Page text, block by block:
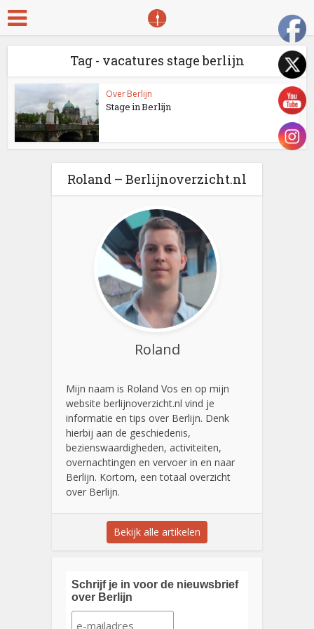
Tag - vacatures stage berlijn
Over Berlijn
Stage in Berlijn
Roland – Berlijnoverzicht.nl
Roland
Mijn naam is Roland Vos en op mijn
website berlijnoverzicht.nl vind je
informatie en tips over Berlijn. Denk
hierbij aan de geschiedenis,
bezienswaardigheden, activiteiten,
overnachtingen en vervoer in en naar
Berlijn. Kortom, een totaal overzicht
over Berlijn.
Bekijk alle artikelen
Schrijf je in voor de nieuwsbrief
over Berlijn